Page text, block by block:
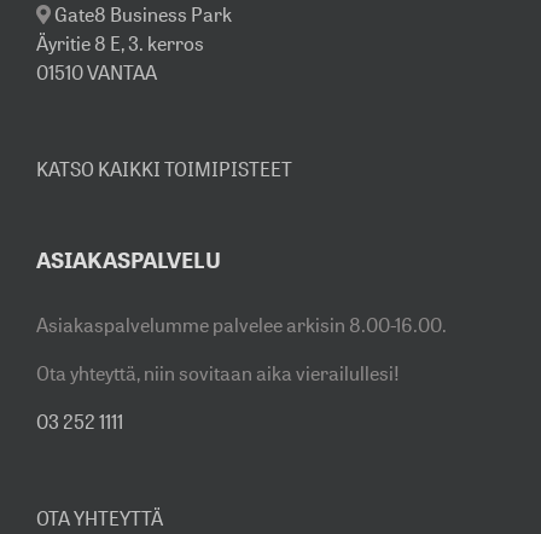
Gate8 Business Park
Äyritie 8 E, 3. kerros
01510 VANTAA
KATSO KAIKKI TOIMIPISTEET
ASIAKASPALVELU
Asiakaspalvelumme palvelee arkisin 8.00-16.00.
Ota yhteyttä, niin sovitaan aika vierailullesi!
03 252 1111
OTA YHTEYTTÄ